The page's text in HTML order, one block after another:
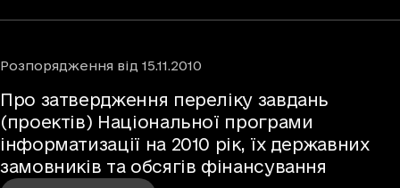
Розпорядження від 15.11.2010
Про затвердження переліку завдань
(проектів) Національної програми
інформатизації на 2010 рік, їх державних
замовників та обсягів фінансування